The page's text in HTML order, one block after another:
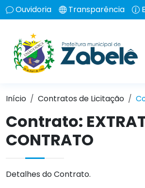
Ouvidoria Transparência
Início Contratos de Licitação
Contrato:
CONTRATO
Detalhes do Contrato.